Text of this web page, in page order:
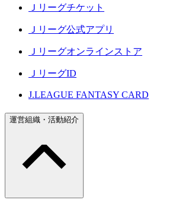
Ｊリーグチケット
Ｊリーグ公式アプリ
Ｊリーグオンラインストア
ＪリーグID
J.LEAGUE FANTASY CARD
運営組織・活動紹介